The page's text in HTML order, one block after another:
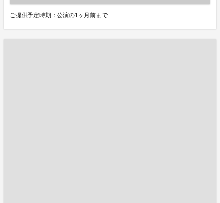
ご提供予定時期：公演の1ヶ月前まで